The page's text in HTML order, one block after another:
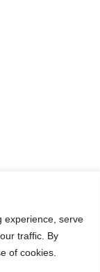
experience, serve
traffic. By
of cookies.